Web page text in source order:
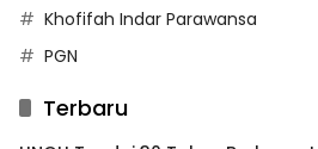
Khofifah Indar Parawansa
PGN
Terbaru